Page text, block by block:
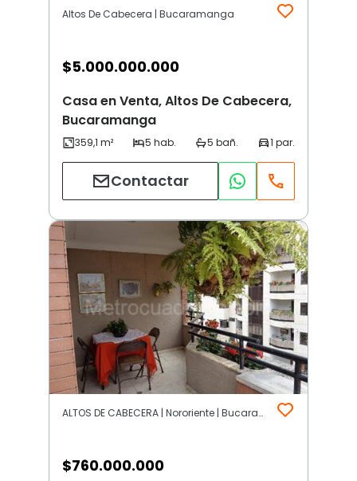
Altos De Cabecera | Bucaramanga
$5.000.000.000
Casa en Venta, Altos De Cabecera,
Bucaramanga
Contactar
ALTOS DE CABECERA | Nororiente | Bucaramanga
$760.000.000